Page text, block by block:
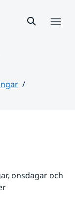
onsdagar och